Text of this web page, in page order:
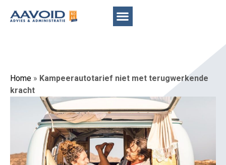
Home » Kampeerautotarief niet met terugwerkende
kracht